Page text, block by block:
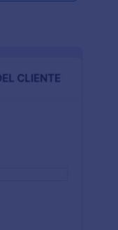
plantilla
Lista